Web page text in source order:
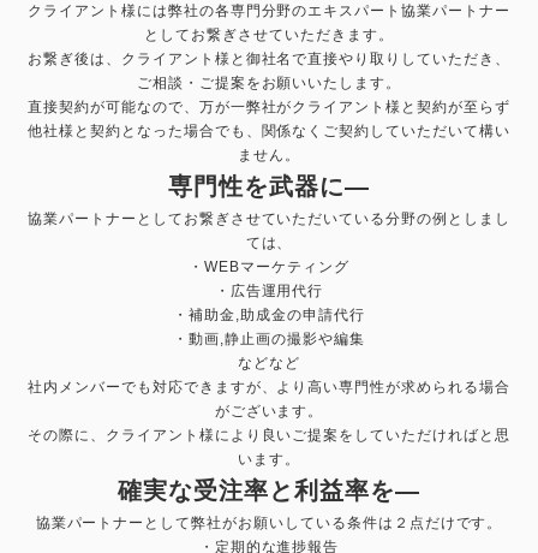
クライアント様には弊社の各専門分野のエキスパート協業パートナー
としてお繋ぎさせていただきます。
お繋ぎ後は、クライアント様と御社名で直接やり取りしていただき、
ご相談・ご提案をお願いいたします。
直接契約が可能なので、万が一弊社がクライアント様と契約が至らず
他社様と契約となった場合でも、関係なくご契約していただいて構い
ません。
専門性を武器に—
協業パートナーとしてお繋ぎさせていただいている分野の例としまし
ては、
・WEBマーケティング
・広告運用代行
・補助金,助成金の申請代行
・動画,静止画の撮影や編集
などなど
社内メンバーでも対応できますが、より高い専門性が求められる場合
がございます。
その際に、クライアント様により良いご提案をしていただければと思
います。
確実な受注率と利益率を—
協業パートナーとして弊社がお願いしている条件は２点だけです。
・定期的な進捗報告